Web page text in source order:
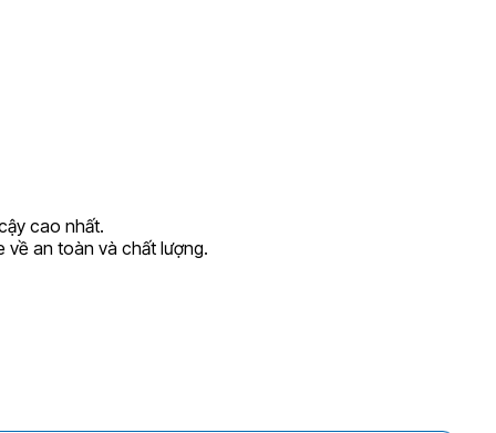
cao nhất.
về an toàn và chất lượng.